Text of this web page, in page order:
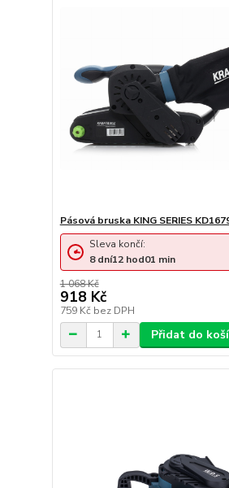
Pásová bruska KING SERIES
1 068 Kč
918 Kč
759 Kč bez DPH
Sleva končí:
8 dní12 hod01 min
Přidat do